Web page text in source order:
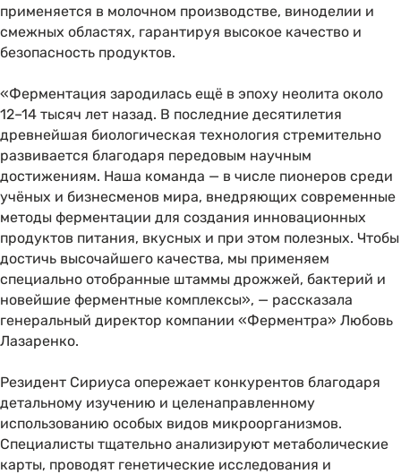
применяется в молочном производстве, виноделии и
смежных областях, гарантируя высокое качество и
безопасность продуктов.
«Ферментация зародилась ещё в эпоху неолита около
12–14 тысяч лет назад. В последние десятилетия
древнейшая биологическая технология стремительно
развивается благодаря передовым научным
достижениям. Наша команда — в числе пионеров среди
учёных и бизнесменов мира, внедряющих современные
методы ферментации для создания инновационных
продуктов питания, вкусных и при этом полезных. Чтобы
достичь высочайшего качества, мы применяем
специально отобранные штаммы дрожжей, бактерий и
новейшие ферментные комплексы», — рассказала
генеральный директор компании «Ферментра» Любовь
Лазаренко.
Резидент Сириуса опережает конкурентов благодаря
детальному изучению и целенаправленному
использованию особых видов микроорганизмов.
Специалисты тщательно анализируют метаболические
карты, проводят генетические исследования и